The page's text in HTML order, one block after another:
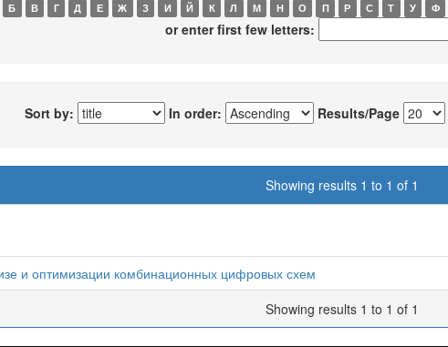
Б В Г Д Е Ж З И Й К Л М Н О П Р С Т У Ф
or enter first few letters:
Sort by: In order: Results/Page
Showing results 1 to 1 of 1
и оптимизации комбинационных цифровых схем
Showing results 1 to 1 of 1